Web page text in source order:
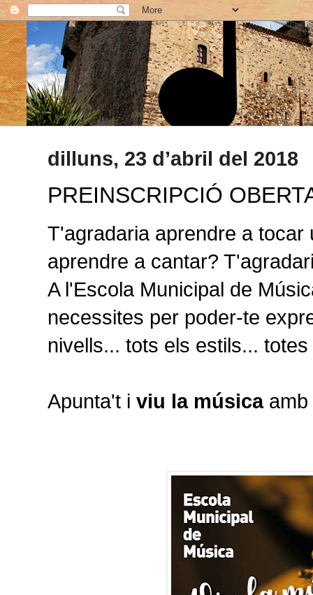
dilluns, 23 d’abril del 2018
PREINSCRIPCIÓ
T'agradaria aprendre a
aprendre a cantar?
A l'Escola Municipal de
necessites per poder-te
nivells... tots els estils...
Apunta't i viu la músicaamb